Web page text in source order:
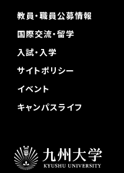
教員・職員公募情報
国際交流・留学
入試・入学
サイトポリシー
イベント
キャンパスライフ